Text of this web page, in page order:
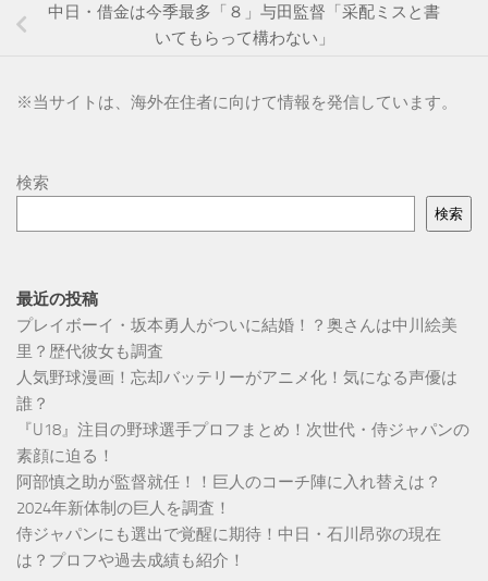
中日・借金は今季最多「８」与田監督「采配ミスと書
いてもらって構わない」
※当サイトは、海外在住者に向けて情報を発信しています。
検索
検索
最近の投稿
プレイボーイ・坂本勇人がついに結婚！？奥さんは中川絵美
里？歴代彼女も調査
人気野球漫画！忘却バッテリーがアニメ化！気になる声優は
誰？
『U18』注目の野球選手プロフまとめ！次世代・侍ジャパンの
素顔に迫る！
阿部慎之助が監督就任！！巨人のコーチ陣に入れ替えは？
2024年新体制の巨人を調査！
侍ジャパンにも選出で覚醒に期待！中日・石川昂弥の現在
は？プロフや過去成績も紹介！